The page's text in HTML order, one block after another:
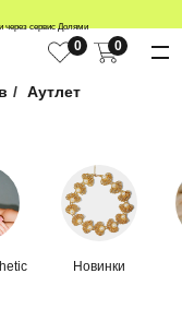
0 0
через сервис Долями
/ Аутлет
Новинки